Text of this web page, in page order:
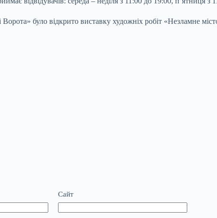
було відкрито виставку художніх робіт «Незламне
Сайт